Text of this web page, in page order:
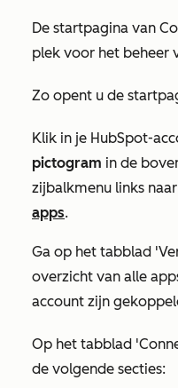
De startpagina van
plek voor het beheer
Zo opent u de
Klik in je HubSpot-
pictogram in de
zijbalkmenu links naar
apps.
Ga op het tabblad
overzicht van alle
account zijn
Op het tabblad
de volgende secties: